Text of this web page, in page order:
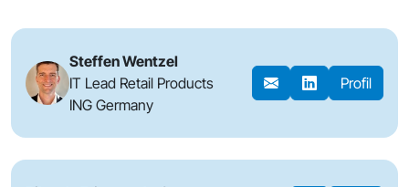
Steffen Wentzel
IT Lead Retail Products
ING Germany
Profil